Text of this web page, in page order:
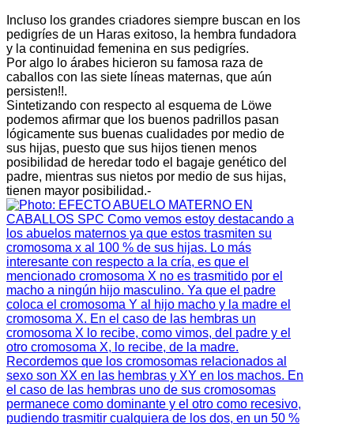
Incluso los grandes criadores siempre buscan en los
pedigríes de un Haras exitoso, la hembra fundadora
y la continuidad femenina en sus pedigríes.
Por algo lo árabes hicieron su famosa raza de
caballos con las siete líneas maternas, que aún
persisten!!.
Sintetizando con respecto al esquema de Löwe
podemos afirmar que los buenos padrillos pasan
lógicamente sus buenas cualidades por medio de
sus hijas, puesto que sus hijos tienen menos
posibilidad de heredar todo el bagaje genético del
padre, mientras sus nietos por medio de sus hijas,
tienen mayor posibilidad.-